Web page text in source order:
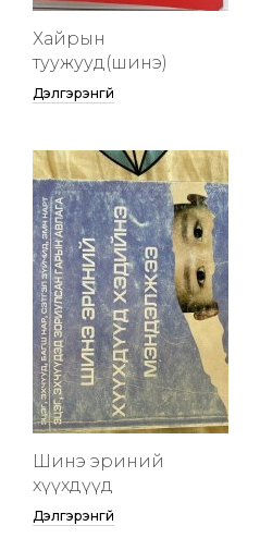
Хайрын
туужууд(шинэ)
Дэлгэрэнгүй
Шинэ эриний
хүүхдүүд
Дэлгэрэнгүй